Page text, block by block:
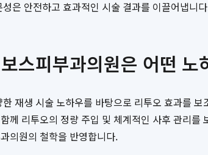
은 안전하고 효과적인 시술 결과를 이끌어냅니
스피부과의원은 어떤 노
재생 시술 노하우를 바탕으로 리투오 효과를
께 리투오의 정량 주입 및 체계적인 사후 관리
의원의 철학을 반영합니다.